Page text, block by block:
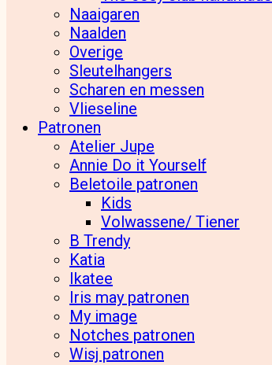
Naaigaren
Naalden
Overige
Sleutelhangers
Scharen en messen
Vlieseline
Patronen
Atelier Jupe
Annie Do it Yourself
Beletoile patronen
Kids
Volwassene/ Tiener
B Trendy
Katia
Ikatee
Iris may patronen
My image
Notches patronen
Wisj patronen